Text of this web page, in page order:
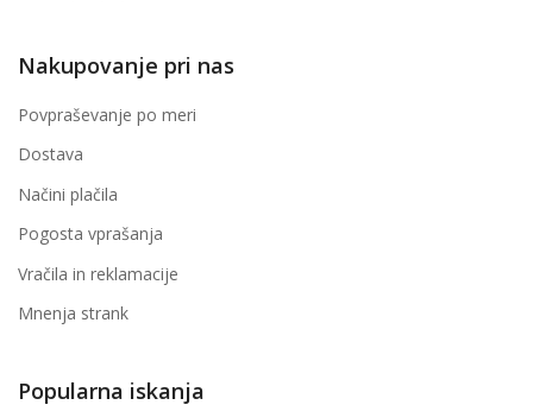
Nakupovanje pri nas
Povpraševanje po meri
Dostava
Načini plačila
Pogosta vprašanja
Vračila in reklamacije
Mnenja strank
Popularna iskanja